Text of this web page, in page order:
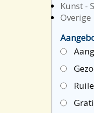
Kunst -
Overige